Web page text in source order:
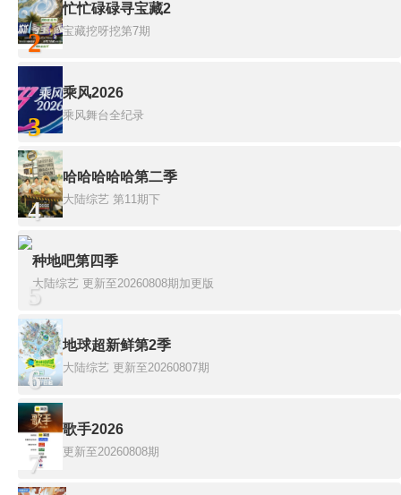
2
忙忙碌碌寻宝藏2
宝藏挖呀挖第7期
3
乘风2026
乘风舞台全纪录
4
哈哈哈哈哈第二季
大陆综艺 第11期下
5
种地吧第四季
大陆综艺 更新至20260808期加更版
6
地球超新鲜第2季
大陆综艺 更新至20260807期
7
歌手2026
更新至20260808期